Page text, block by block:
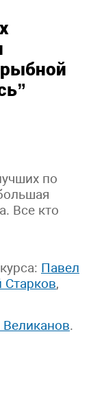
рыбной
по
Все кто
Павел
Старков,
.